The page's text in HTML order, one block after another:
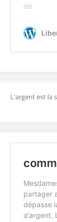
L'argent est la